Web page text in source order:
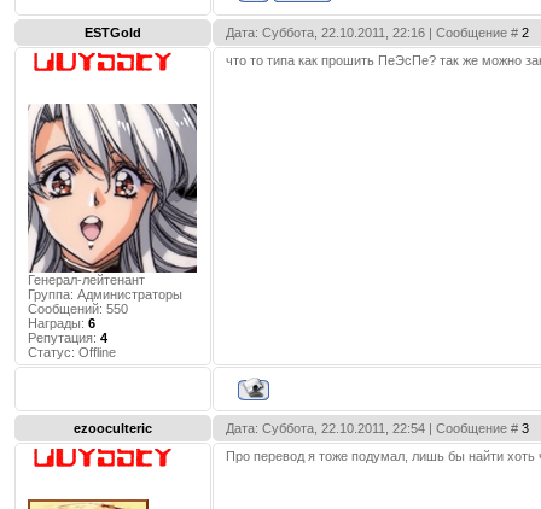
ESTGold Дата: Суббота, 22.10.2011, 22:16 | Сообщение # 2
Генерал-лейтенант
Группа: Администраторы
Сообщений: 550
Награды: 6
Репутация: 4
Статус: Offline
что то типа как прошить ПеЭсПе? так же можно
ezooculteric Дата: Суббота, 22.10.2011, 22:54 | Сообщение # 3
Про перевод я тоже подумал, лишь бы найти хоть